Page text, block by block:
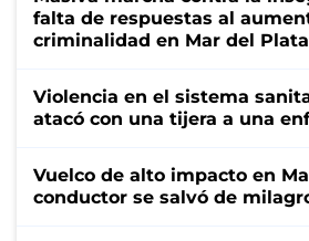
falta de respuestas al
criminalidad en Mar del Plata
Violencia en el sistema
atacó con una tijera a una
Vuelco de alto impacto en
conductor se salvó de